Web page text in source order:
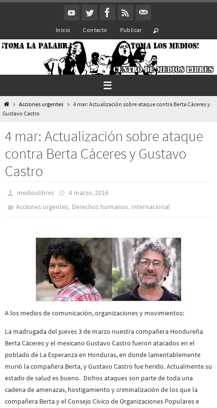
Inicio Contacto Publicar
InicioAcciones urgentes
4 mar: Actualización sobre ataque contra Berta Cáceres y
Gustavo Castro
4 mar: Actualización sobre ataque
contra Berta Cáceres y Gustavo
Castro
medioslibres
4 marzo, 2016
Acciones urgentes, Derechos humanos, Internacional
A los medios de comunicación, organizaciones y movimientos:
La madrugada del jueves 3 de marzo nuestra compañera Hondureña
Berta Cáceres y el mexicano Gustavo Castro fueron atacados en el
poblado de La Esperanza en Honduras, en donde lamentablemente
murió la compañera Berta, y Gustavo Castro fue herido. Actualmente su
estado de salud es bueno. Dichos ataques son parte de toda una
cadena de amenazas, hostigamiento y criminalización de los que la
compañera Berta y el Consejo Cívico de Organizaciones Populares e